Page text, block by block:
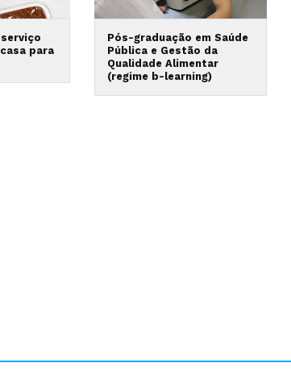
para
Pós-graduação em Saúde
Pública e Gestão da
Qualidade Alimentar
(regime b-learning)